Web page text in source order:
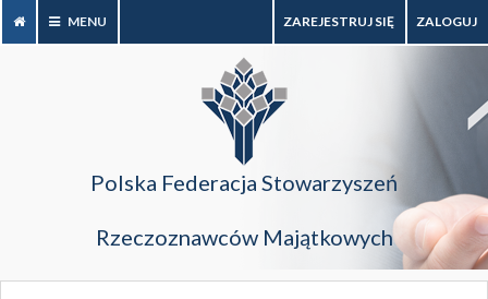
MENU ZALOGUJ
ZAREJESTRUJ SIĘ
Polska Federacja Stowarzyszeń
Rzeczoznawców Majątkowych